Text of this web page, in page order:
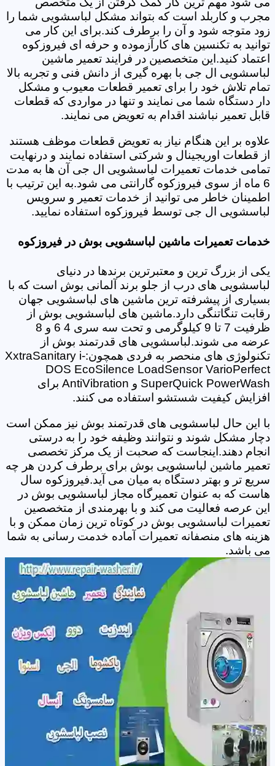
مجرب و کاربلد است که بتواند مشکل لباسشویی شما را
زود متوجه شود و آن را برطرف کند.برای این کار می
توانید به تکنسین های کارآزموده و حرفه ای فیروزکوه
اعتماد کنید.این متخصصین در فرایند تعمیر ماشین
لباسشویی ال جی با بهره گیری از دانش فنی و تجربه بالا
تمام تلاش خود را برای تعمیر قطعات معیوب و مشکل
دار دستگاه شما می نمایند و تنها در مواردی که قطعات
قابل تعمیر نباشند اقدام به تعویض می نمایند.
علاوه بر این هنگام نیاز به تعویض قطعات موظف هستند
از قطعات اوریجینال و شرکتی استفاده نمایند و درنهایت
تمامی خدمات تعمیرات لباسشویی ال جی آن ها به مدت
6 ماه از سوی فیروزکوه گارانتی می شود.به این ترتیب با
اطمینان خاطر می توانید از خدمات تعمیر و سرویس
لباسشویی ال جی توسط فیروزکوه استفاده نمایید.
خدمات تعمیرات ماشین لباسشویی بوش در فیروزکوه
یکی از بزرگ ترین و معتبرترین برندها در دنیای
لباسشویی های درب از جلو برند آلمانی بوش است که با
بسیاری از پیشرفته ترین ماشین های لباسشویی جهان
رقابت تنگاتنگی دارد.ماشین های لباسشویی بوش از
ظرفیت 7 تا 9 کیلوگرمی و تحت سه سری 4 6 و 8
عرضه می شوند.لباسشویی های قدرتمند بوش از
تکنولوژی های منحصر به فردی همچون:XxtraSanitary i-
DOS EcoSilence LoadSensor VarioPerfect
SuperQuick PowerWash و AntiVibration برای
افزایش کیفیت شستشو استفاده می کنند.
با این حال لباسشویی های قدرتمند بوش نیز ممکن است
دچار مشکل شوند و نتوانند وظیفه خود را به درستی
انجام دهند.اینجاست که صحبت از یک مرکز تخصصی
تعمیر ماشین لباسشویی بوش برای برطرف کردن هر چه
سریع تر و بهتر دستگاه به میان می آید.فیروزکوه سال
هاست که به عنوان تعمیرگاه مجاز لباسشویی بوش در
این عرصه فعالیت می کند و با بهرمندی از متخصصین
تعمیرات لباسشویی بوش در کوتاه ترین زمان ممکن و با
هزینه های منصفانه تعمیرات آماده خدمت رسانی به شما
می باشد.